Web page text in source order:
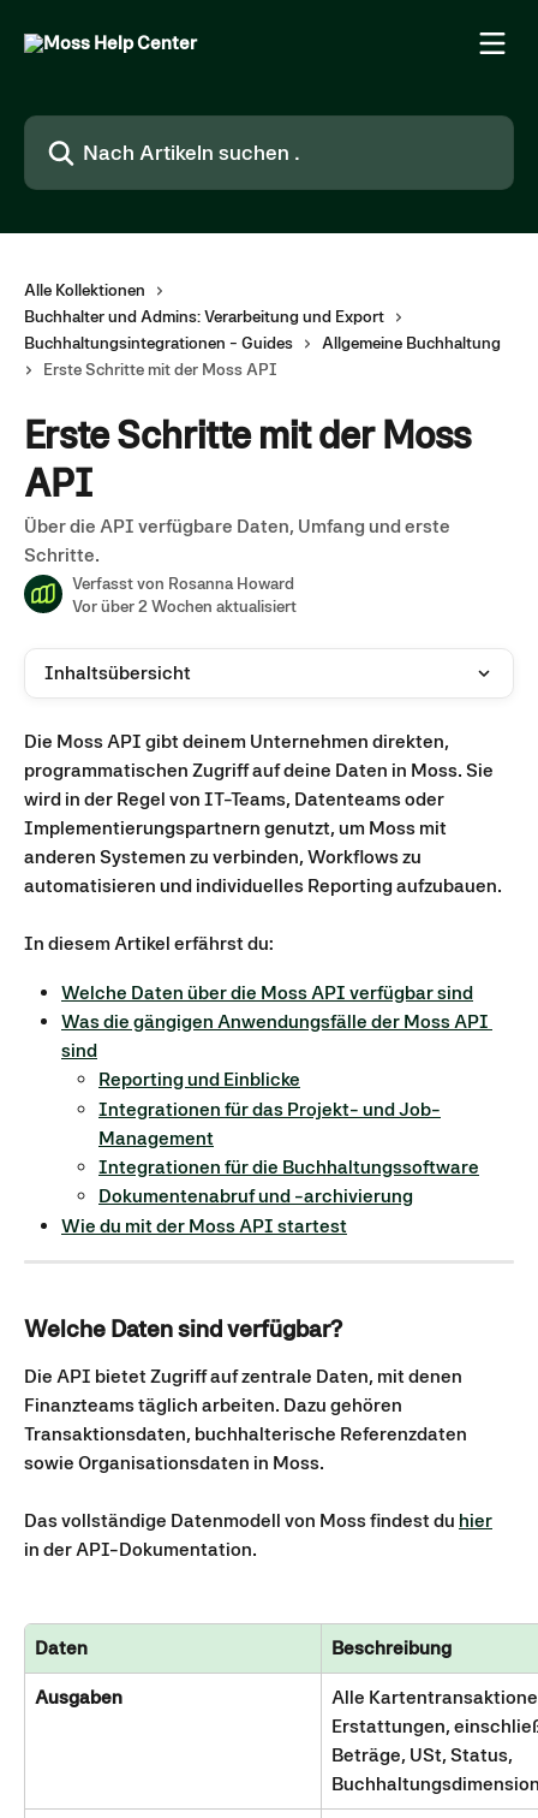
Nach Artikeln suchen …
Alle Kollektionen
Buchhalter und Admins: Verarbeitung und Export
Buchhaltungsintegrationen - Guides
Allgemeine Buchhaltung
Erste Schritte mit der Moss API
Erste Schritte mit der Moss
API
Über die API verfügbare Daten, Umfang und erste
Schritte.
Verfasst von Rosanna Howard
Vor über 2 Wochen aktualisiert
Inhaltsübersicht
Die Moss API gibt deinem Unternehmen direkten,
programmatischen Zugriff auf deine Daten in Moss. Sie
wird in der Regel von IT-Teams, Datenteams oder
Implementierungspartnern genutzt, um Moss mit
anderen Systemen zu verbinden, Workflows zu
automatisieren und individuelles Reporting aufzubauen.
In diesem Artikel erfährst du:
Welche Daten über die Moss API verfügbar sind
Was die gängigen Anwendungsfälle der Moss API
sind
Reporting und Einblicke
Integrationen für das Projekt- und Job-
Management
Integrationen für die Buchhaltungssoftware
Dokumentenabruf und -archivierung
Wie du mit der Moss API startest
Welche Daten sind verfügbar?
Die API bietet Zugriff auf zentrale Daten, mit denen
Finanzteams täglich arbeiten. Dazu gehören
Transaktionsdaten, buchhalterische Referenzdaten
sowie Organisationsdaten in Moss.
Das vollständige Datenmodell von Moss findest du hier
in der API-Dokumentation.
Daten Beschreibung
Ausgaben
Alle
Erstattungen,
Beträge, USt, Status,